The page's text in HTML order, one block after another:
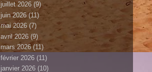
juillet 2026 (9)
juin 2026 (11)
mai 2026 (7)
avril 2026 (9)
mars 2026(11)
février 2026 (11)
janvier 2026 (10)